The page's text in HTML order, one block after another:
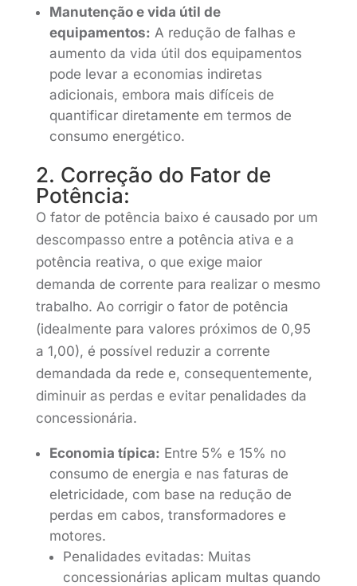
Manutenção e vida útil de
equipamentos: A redução de falhas e
aumento da vida útil dos equipamentos
pode levar a economias indiretas
adicionais, embora mais difíceis de
quantificar diretamente em termos de
consumo energético.
2. Correção do Fator de
Potência:
O fator de potência baixo é causado por um
descompasso entre a potência ativa e a
potência reativa, o que exige maior
demanda de corrente para realizar o mesmo
trabalho. Ao corrigir o fator de potência
(idealmente para valores próximos de 0,95
a 1,00), é possível reduzir a corrente
demandada da rede e, consequentemente,
diminuir as perdas e evitar penalidades da
concessionária.
Economia típica: Entre 5% e 15% no
consumo de energia e nas faturas de
eletricidade, com base na redução de
perdas em cabos, transformadores e
motores.
Penalidades evitadas: Muitas
concessionárias aplicam multas quando